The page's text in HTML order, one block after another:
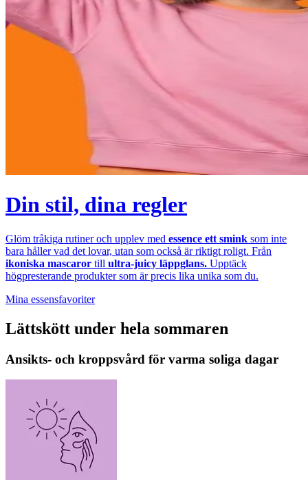
Din stil, dina regler
Glöm tråkiga rutiner och upplev med essence ett smink som inte
bara håller vad det lovar, utan som också är riktigt roligt. Från
ikoniska mascaror till ultra-juicy läppglans. Upptäck
högpresterande produkter som är precis lika unika som du.
Mina essensfavoriter
Lättskött under hela sommaren
Ansikts- och kroppsvård för varma soliga dagar